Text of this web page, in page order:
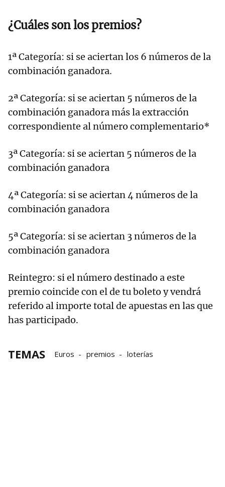
¿Cuáles son los premios?
1ª Categoría: si se aciertan los 6 números de la
combinación ganadora.
2ª Categoría: si se aciertan 5 números de la
combinación ganadora más la extracción
correspondiente al número complementario*
3ª Categoría: si se aciertan 5 números de la
combinación ganadora
4ª Categoría: si se aciertan 4 números de la
combinación ganadora
5ª Categoría: si se aciertan 3 números de la
combinación ganadora
Reintegro: si el número destinado a este
premio coincide con el de tu boleto y vendrá
referido al importe total de apuestas en las que
has participado.
TEMAS Euros premios loterías